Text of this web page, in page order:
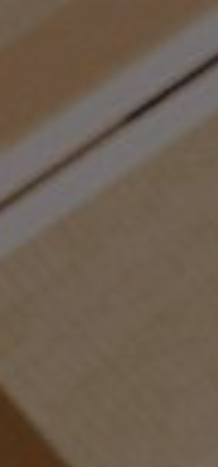
Panneau de gestion des cookies